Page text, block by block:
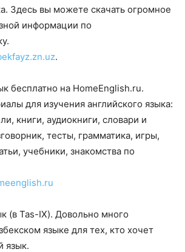
Здесь вы можете скачать огромное
информации по
.
бесплатно на HomeEnglish.ru.
для изучения английского языка:
книги, аудиокниги, словари и
тесты, грамматика, игры,
учебники, знакомства по
(в Tas-IX). Довольно много
языке для тех, кто хочет
язык.